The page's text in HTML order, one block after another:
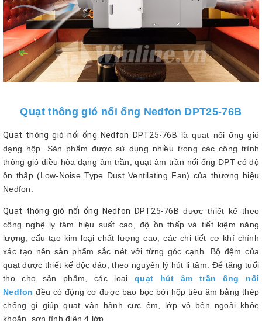
Quạt thông gió nối ống Nedfon DPT25-76B
Quạt thông gió nối ống Nedfon DPT25-76B là quạt nối ống gió
dạng hộp. Sản phẩm được sử dụng nhiều trong các công trình
thông gió điều hòa dạng âm trần, quạt âm trần nối ống DPT có độ
ồn thấp (Low-Noise Type Dust Ventilating Fan) của thương hiệu
Nedfon.
Quạt thông gió nối ống Nedfon DPT25-76B được thiết kế theo
công nghệ ly tâm hiệu suất cao, độ ồn thấp và tiết kiệm năng
lượng, cấu tạo kim loại chất lượng cao, các chi tiết cơ khí chính
xác tạo nên sản phẩm sắc nét với từng góc cạnh. Bộ đệm của
quạt được thiết kế độc đáo, theo nguyên lý hút li tâm. Để tăng tuổi
thọ cho sản phẩm, các loạiquạt hút âm trần ống nối
Nedfon đều có động cơ được bao bọc bởi hộp tiêu âm bằng thép
chống gỉ giúp quạt vận hành cực êm, lớp vỏ bên ngoài khỏe
khoắn, sơn tĩnh điện 4 lớp.